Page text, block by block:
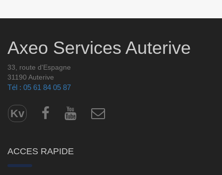
Axeo Services Auterive
33, route d'Espagne
31190 Auterive
Tél : 05 61 84 05 87
Kv
ACCES RAPIDE